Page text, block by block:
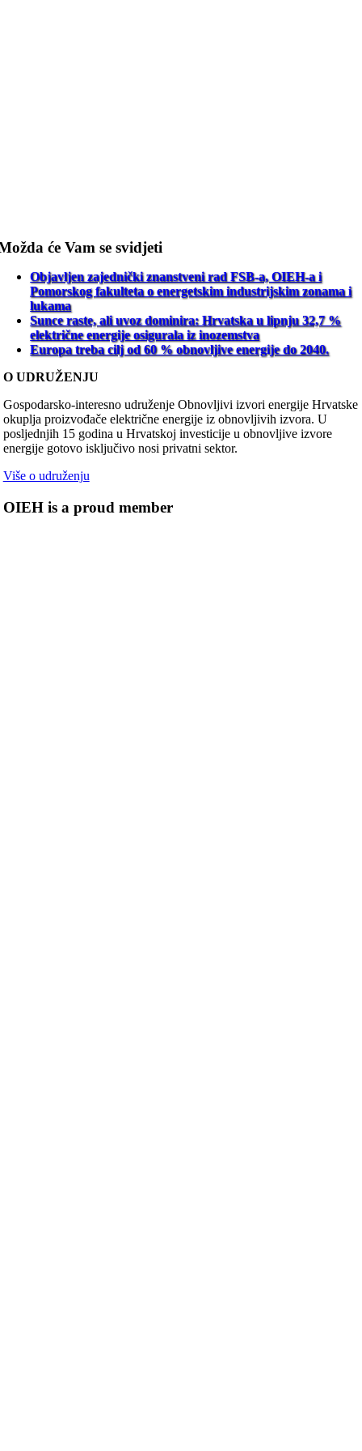
će Vam se svidjeti
Objavljen zajednički znanstveni rad FSB-a, OIEH-a i
Pomorskog fakulteta o energetskim industrijskim zonama i
lukama
Sunce raste, ali uvoz dominira: Hrvatska u lipnju 32,7 %
električne energije osigurala iz inozemstva
Europa treba cilj od 60 % obnovljive energije do 2040.
O UDRUŽENJU
Gospodarsko-interesno udruženje Obnovljivi izvori energije Hrvatske
okuplja proizvođače električne energije iz obnovljivih izvora. U
posljednjih 15 godina u Hrvatskoj investicije u obnovljive izvore
energije gotovo isključivo nosi privatni sektor.
Više o udruženju
OIEH is a proud member